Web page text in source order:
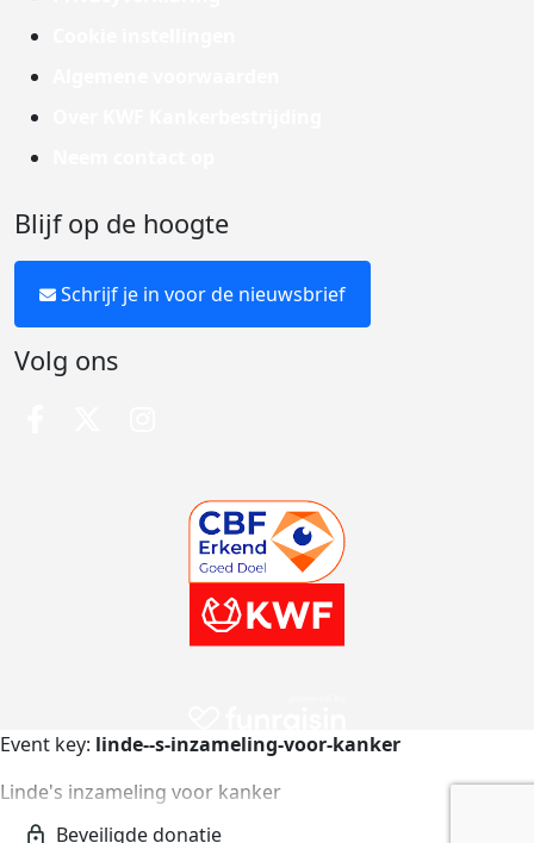
Blijf op de hoogte
Schrijf je in voor de nieuwsbrief
Volg ons
Event key: linde--s-inzameling-voor-kanker
Linde's inzameling voor kanker